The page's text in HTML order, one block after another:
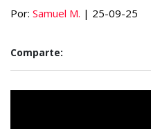
Por: Samuel M. | 25-09-25
Comparte: